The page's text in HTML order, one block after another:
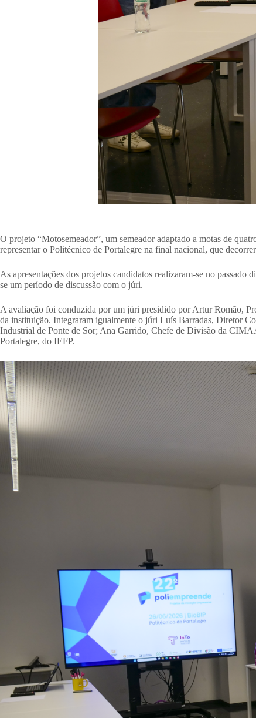
O projeto “Motosemeador”, um semeador adaptado a motas de
representar o Politécnico de Portalegre na final nacional, que
As apresentações dos projetos candidatos realizaram-se no
se um período de discussão com o júri.
A avaliação foi conduzida por um júri presidido por Artur Romão,
da instituição. Integraram igualmente o júri Luís Barradas, Diretor
Industrial de Ponte de Sor; Ana Garrido, Chefe de Divisão da
Portalegre, do IEFP.